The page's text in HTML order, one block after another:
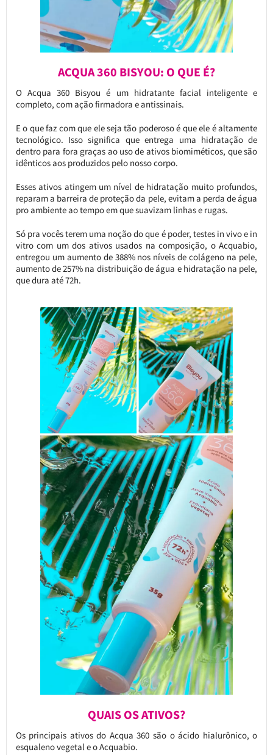
ACQUA 360 BISYOU: O QUE É?
O Acqua 360 Bisyou é um hidratante facial inteligente e
completo, com ação firmadora e antissinais.
E o que faz com que ele seja tão poderoso é que ele é altamente
tecnológico. Isso significa que entrega uma hidratação de
dentro para fora graças ao uso de ativos biomiméticos, que são
idênticos aos produzidos pelo nosso corpo.
Esses ativos atingem um nível de hidratação muito profundos,
reparam a barreira de proteção da pele, evitam a perda de água
pro ambiente ao tempo em que suavizam linhas e rugas.
Só pra vocês terem uma noção do que é poder, testes in vivo e in
vitro com um dos ativos usados na composição, o Acquabio,
entregou um aumento de 388% nos níveis de colágeno na pele,
aumento de 257% na distribuição de água e hidratação na pele,
que dura até 72h.
QUAIS OS ATIVOS?
Os principais ativos do Acqua 360 são o ácido hialurônico, o
esqualeno vegetal e o Acquabio.